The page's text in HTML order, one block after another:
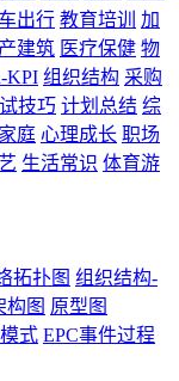
出行 教育培训
加
建筑 医疗保健 物
KPI 组织结构 采购
技巧 计划总结 综
庭 心理成长 职场
生活常识 体育游
拓扑图 组织结构-
构图 原型图
式 EPC事件过程